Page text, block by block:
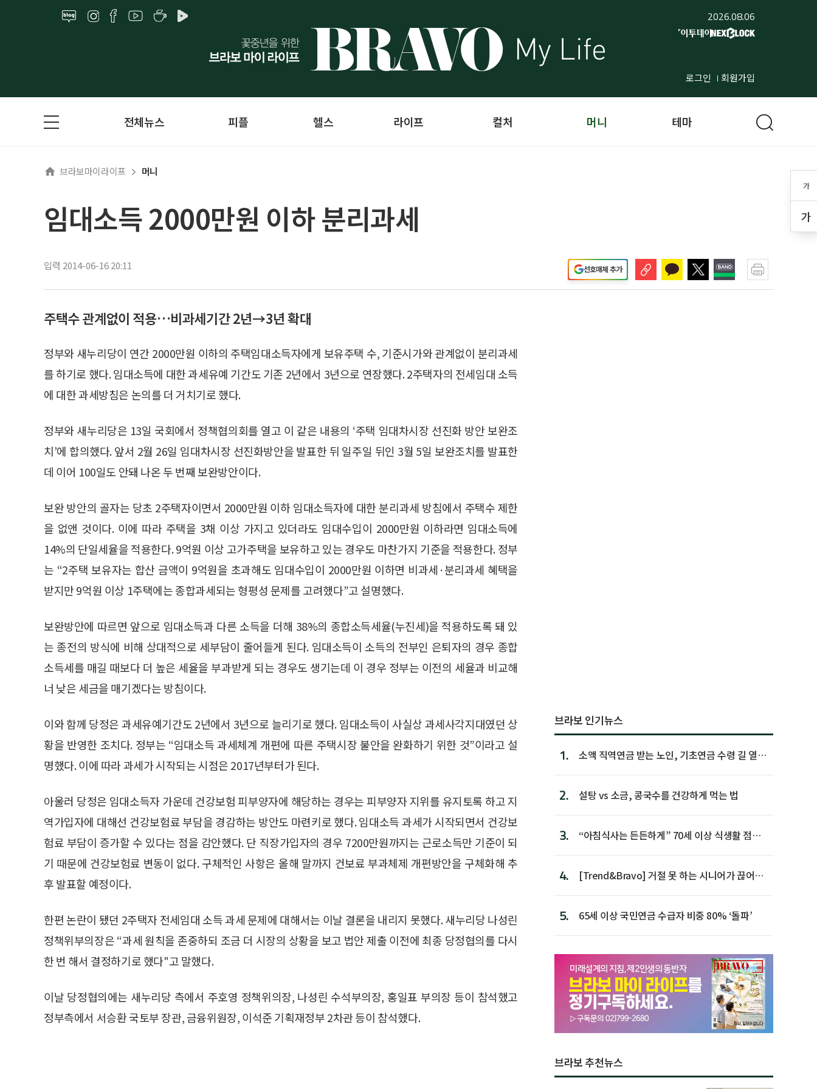
2026.08.06
로그인 회원가입
가
가
전체뉴스 피플 헬스 라이프 컬처 머니 테마
브라보마이라이프 머니
임대소득 2000만원 이하 분리과세
입력 2014-06-16 20:11 선호매체 추가
주택수 관계없이 적용…비과세기간 2년→3년 확대
정부와 새누리당이 연간 2000만원 이하의 주택임대소득자에게 보유주택 수, 기준시가와 관계없이 분리과세
를 하기로 했다. 임대소득에 대한 과세유예 기간도 기존 2년에서 3년으로 연장했다. 2주택자의 전세임대 소득
에 대한 과세방침은 논의를 더 거치기로 했다.
정부와 새누리당은 13일 국회에서 정책협의회를 열고 이 같은 내용의 ‘주택 임대차시장 선진화 방안 보완조
치’에 합의했다. 앞서 2월 26일 임대차시장 선진화방안을 발표한 뒤 일주일 뒤인 3월 5일 보완조치를 발표한
데 이어 100일도 안돼 나온 두 번째 보완방안이다.
보완 방안의 골자는 당초 2주택자이면서 2000만원 이하 임대소득자에 대한 분리과세 방침에서 주택수 제한
을 없앤 것이다. 이에 따라 주택을 3채 이상 가지고 있더라도 임대수입이 2000만원 이하라면 임대소득에
14%의 단일세율을 적용한다. 9억원 이상 고가주택을 보유하고 있는 경우도 마찬가지 기준을 적용한다. 정부
는 “2주택 보유자는 합산 금액이 9억원을 초과해도 임대수입이 2000만원 이하면 비과세·분리과세 혜택을
받지만 9억원 이상 1주택에는 종합과세되는 형평성 문제를 고려했다”고 설명했다.
보완방안에 따르면 앞으로 임대소득과 다른 소득을 더해 38%의 종합소득세율(누진세)을 적용하도록 돼 있
는 종전의 방식에 비해 상대적으로 세부담이 줄어들게 된다. 임대소득이 소득의 전부인 은퇴자의 경우 종합
소득세를 매길 때보다 더 높은 세율을 부과받게 되는 경우도 생기는데 이 경우 정부는 이전의 세율과 비교해
너 낮은 세금을 매기겠다는 방침이다.
이와 함께 당정은 과세유예기간도 2년에서 3년으로 늘리기로 했다. 임대소득이 사실상 과세사각지대였던 상
황을 반영한 조치다. 정부는 “임대소득 과세체계 개편에 따른 주택시장 불안을 완화하기 위한 것”이라고 설
명했다. 이에 따라 과세가 시작되는 시점은 2017년부터가 된다.
아울러 당정은 임대소득자 가운데 건강보험 피부양자에 해당하는 경우는 피부양자 지위를 유지토록 하고 지
역가입자에 대해선 건강보험료 부담을 경감하는 방안도 마련키로 했다. 임대소득 과세가 시작되면서 건강보
험료 부담이 증가할 수 있다는 점을 감안했다. 단 직장가입자의 경우 7200만원까지는 근로소득만 기준이 되
기 때문에 건강보험료 변동이 없다. 구체적인 사항은 올해 말까지 건보료 부과체제 개편방안을 구체화해 추
후 발표할 예정이다.
한편 논란이 됐던 2주택자 전세임대 소득 과세 문제에 대해서는 이날 결론을 내리지 못했다. 새누리당 나성린
정책위부의장은 “과세 원칙을 존중하되 조금 더 시장의 상황을 보고 법안 제출 이전에 최종 당정협의를 다시
한 번 해서 결정하기로 했다"고 말했다.
이날 당정협의에는 새누리당 측에서 주호영 정책위의장, 나성린 수석부의장, 홍일표 부의장 등이 참석했고
정부측에서 서승환 국토부 장관, 금융위원장, 이석준 기획재정부 2차관 등이 참석했다.
브라보 인기뉴스
1.
소액 직역연금 받는 노인, 기초연금 수령 길 열린
2. 설탕 vs 소금, 콩국수를 건강하게 먹는 법
3.
“아침식사는 든든하게” 70세 이상 식생활 점수
4.
[Trend&Bravo] 거절 못 하는 시니어가 끊어야
5. 65세 이상 국민연금 수급자 비중 80% ‘돌파’
브라보 추천뉴스